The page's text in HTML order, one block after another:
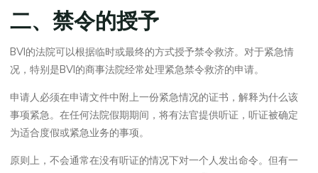
二、禁令的授予
BVI的法院可以根据临时或最终的方式授予禁令救济。对于紧急情
况，特别是BVI的商事法院经常处理紧急禁令救济的申请。
申请人必须在申请文件中附上一份紧急情况的证书，解释为什么该
事项紧急。在任何法院假期期间，将有法官提供听证，听证被确定
为适合度假或紧急业务的事项。
原则上，不会通常在没有听证的情况下对一个人发出命令。但有一